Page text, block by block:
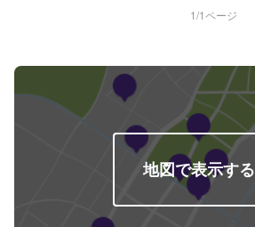
1/1ページ
地図で表示する